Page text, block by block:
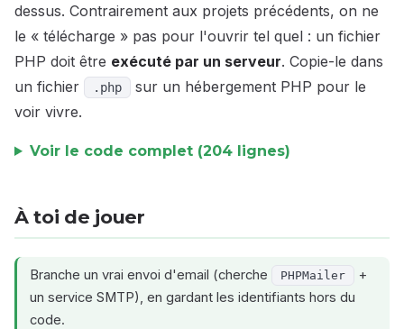
dessus. Contrairement aux projets précédents, on ne
le « télécharge » pas pour l'ouvrir tel quel : un fichier
PHP doit être exécuté par un serveur. Copie-le dans
un fichier
.php
sur un hébergement PHP pour le
voir vivre.
Voir le code complet (204 lignes)
À toi de jouer
Branche un vrai envoi d'email (cherche PHPMailer
+
un service SMTP), en gardant les identifiants hors du
code.